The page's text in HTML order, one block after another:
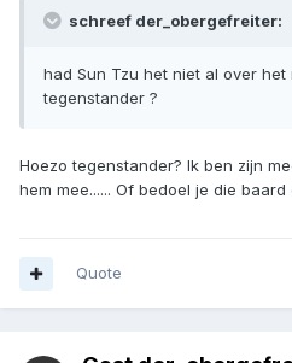
schreef der_obergefreiter:
had Sun Tzu het niet al over het
tegenstander ?
Hoezo tegenstander? Ik ben zijn
hem mee...... Of bedoel je die
Quote